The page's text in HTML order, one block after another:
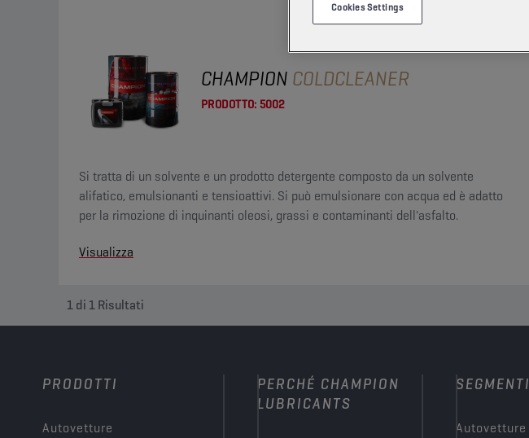
LIQUIDI DI MANUTENZIONE
CHAMPION COLDCLEANER
PRODOTTO: 5002
Si tratta di un solvente e un prodotto detergente composto da un solvente
alifatico, emulsionanti e tensioattivi. Si può emulsionare con acqua ed è adatto
per la rimozione di inquinanti oleosi, grassi e contaminanti dell'asfalto.
Visualizza
1di 1Risultati
PRODOTTI
Autovetture
PERCHÉ CHAMPION
LUBRICANTS
SEGMENTI
Autovetture
Cookies Settings